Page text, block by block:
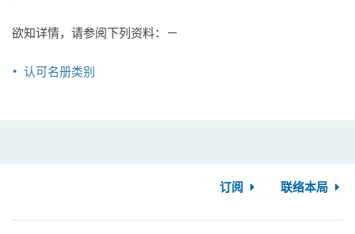
欲知详情，请参阅下列资料：－
认可名册类别
订阅 联络本局